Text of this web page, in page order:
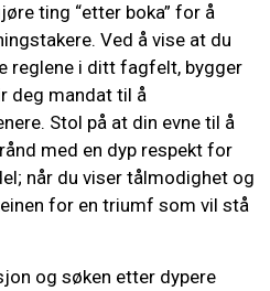
ting “etter boka” for å
Ved å vise at du
reglene i ditt fagfelt, bygger
deg mandat til å
Stol på at din evne til å
med en dyp respekt for
når du viser tålmodighet og
for en triumf som vil stå
og søken etter dypere